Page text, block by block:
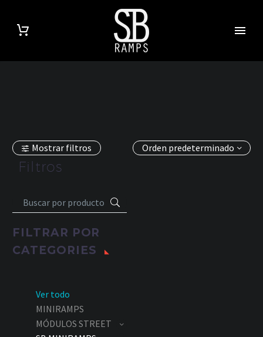
Mostrar filtros
Filtros
FILTRAR POR
CATEGORIES
Ver todo
MINIRAMPS
MÓDULOS STREET
Orden predeterminado